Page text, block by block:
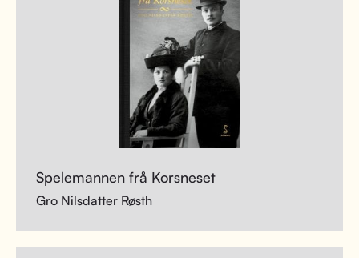
Spelemannen frå Korsneset
Gro Nilsdatter Røsth